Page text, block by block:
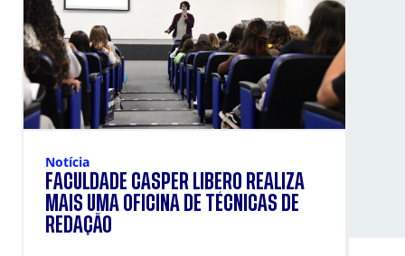
Notícia
FACULDADE CÁSPER LÍBERO REALIZA
MAIS UMA OFICINA DE TÉCNICAS DE
REDAÇÃO